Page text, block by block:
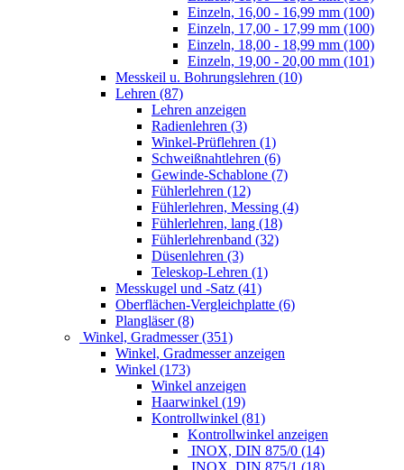
Einzeln, 16,00 - 16,99 mm (100)
Einzeln, 17,00 - 17,99 mm (100)
Einzeln, 18,00 - 18,99 mm (100)
Einzeln, 19,00 - 20,00 mm (101)
Messkeil u. Bohrungslehren (10)
Lehren (87)
Lehren anzeigen
Radienlehren (3)
Winkel-Prüflehren (1)
Schweißnahtlehren (6)
Gewinde-Schablone (7)
Fühlerlehren (12)
Fühlerlehren, Messing (4)
Fühlerlehren, lang (18)
Fühlerlehrenband (32)
Düsenlehren (3)
Teleskop-Lehren (1)
Messkugel und -Satz (41)
Oberflächen-Vergleichplatte (6)
Plangläser (8)
Winkel, Gradmesser (351)
Winkel, Gradmesser anzeigen
Winkel (173)
Winkel anzeigen
Haarwinkel (19)
Kontrollwinkel (81)
Kontrollwinkel anzeigen
INOX, DIN 875/0 (14)
INOX, DIN 875/1 (18)